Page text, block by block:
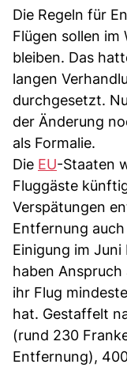
Die Regeln für
Flügen sollen
bleiben. Das
langen
durchgesetzt.
der Änderung
als Formalie.
Die EU-Staaten
Fluggäste
Verspätungen
Entfernung
Einigung im Juni
haben
ihr Flug
hat. Gestaffelt
(rund 230
Entfernung),